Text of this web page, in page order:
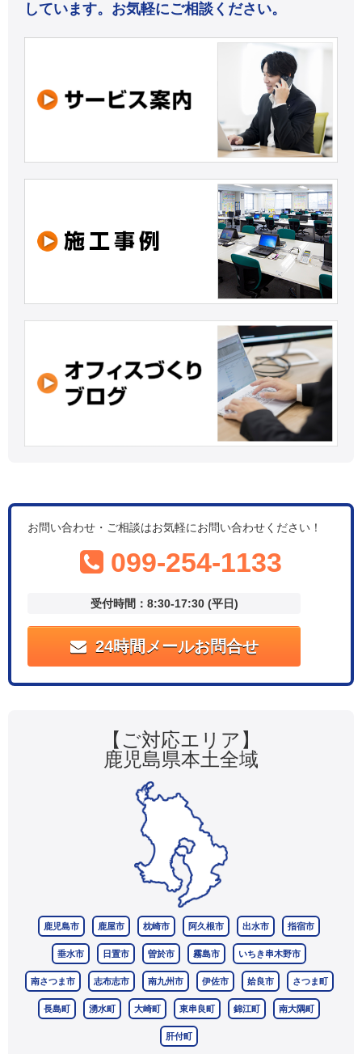
しています。お気軽にご相談ください。
お問い合わせ・ご相談はお気軽にお問い合わせください！
099-254-1133
受付時間：8:30-17:30 (平日)
24時間メールお問合せ
【ご対応エリア】
鹿児島県本土全域
鹿児島市 鹿屋市 枕崎市 阿久根市 出水市 指宿市
垂水市 日置市 曽於市 霧島市 いちき串木野市
南さつま市 志布志市 南九州市 伊佐市 姶良市 さつま町
長島町 湧水町 大崎町 東串良町 錦江町 南大隅町
肝付町